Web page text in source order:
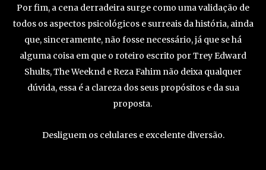
Por fim, a cena derradeira surge como uma validação de
todos os aspectos psicológicos e surreais da história, ainda
que, sinceramente, não fosse necessário, já que se há
alguma coisa em que o roteiro escrito por Trey Edward
Shults, The Weeknd e Reza Fahim não deixa qualquer
dúvida, essa é a clareza dos seus propósitos e da sua
proposta.
Desliguem os celulares e excelente diversão.